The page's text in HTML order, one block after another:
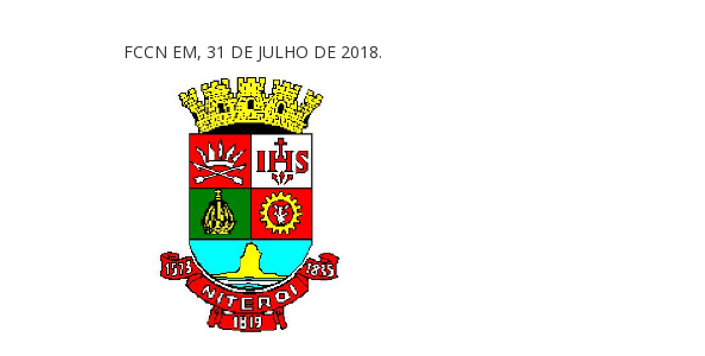
FCCN EM, 31 DE JULHO DE 2018.